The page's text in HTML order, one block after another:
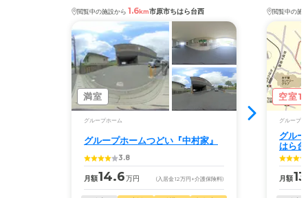
閲覧中の施設から 1.6km市原市ちはら台西
満室
グループホーム
グループホームつどい『中村家』
3.8
月額14.6万円 (入居金12万円 +介護保険料)
閲覧中の施
空室1
グループホ
グル
はら台
月額